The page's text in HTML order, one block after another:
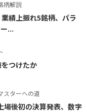
柄解説
業績上振れ5銘柄、パラ
...
つけたか
スターへの道
場後初の決算発表、数字